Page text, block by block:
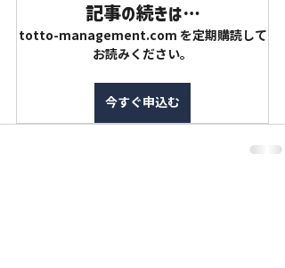
記事の続きは…
totto-management.com を定期購読して
お読みください。
今すぐ申込む